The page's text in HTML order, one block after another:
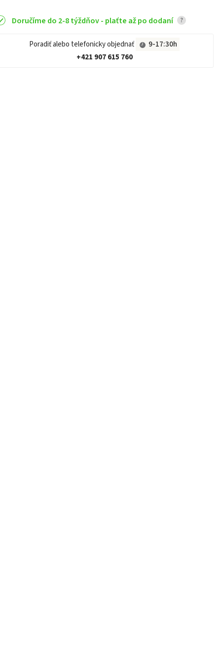
Doručíme do 2-8 týždňov - plaťte až po dodaní ?
Poradiť alebo telefonicky objednať
9-17:30h
+421 907 615 760